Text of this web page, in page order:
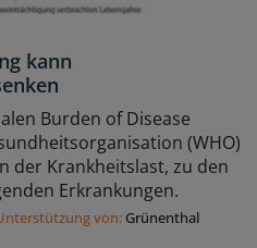
kann
Burden of Disease
(WHO)
der Krankheitslast, zu den
Erkrankungen.
von: Grünenthal